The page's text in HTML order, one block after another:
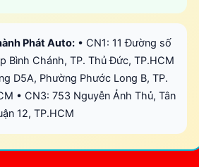
Phát Auto: • CN1: 11 Đường số
Bình Chánh, TP. Thủ Đức, TP.HCM
D5A, Phường Phước Long B, TP.
• CN3: 753 Nguyễn Ảnh Thủ, Tân
12, TP.HCM